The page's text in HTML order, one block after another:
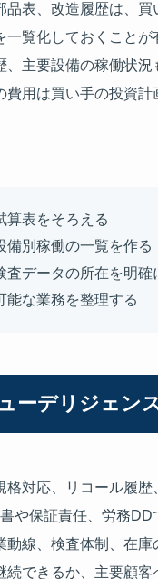
表、改造履歴は、
覧化しておくこと
、主要設備の稼働状
用は買い手の投資
算表をそろえる
備別稼働の一覧を作る
査データの所在を明確
能な業務を整理する
ーデリジェン
格対応、リコール履
や保証責任、労務
線、検査体制、在
できるか、主要顧客